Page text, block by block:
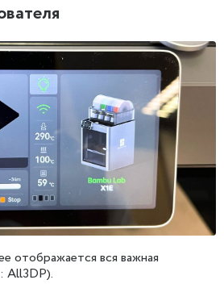
отображается вся важная
All3DP).